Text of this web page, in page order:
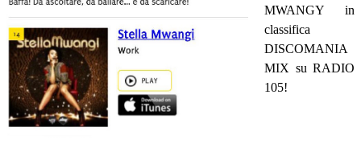
MWANGY in
classifica
DISCOMANIA
MIX su RADIO
105!